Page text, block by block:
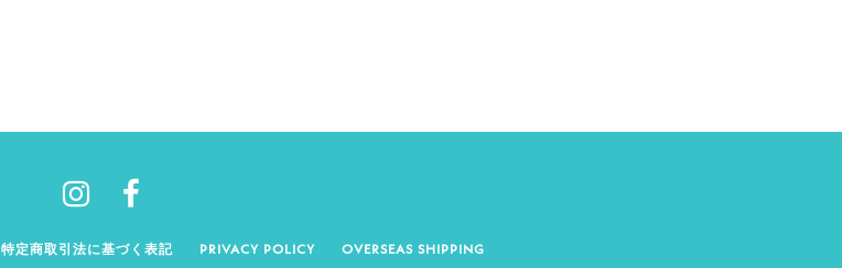
特定商取引法に基づく表記 PRIVACY POLICY OVERSEAS SHIPPING